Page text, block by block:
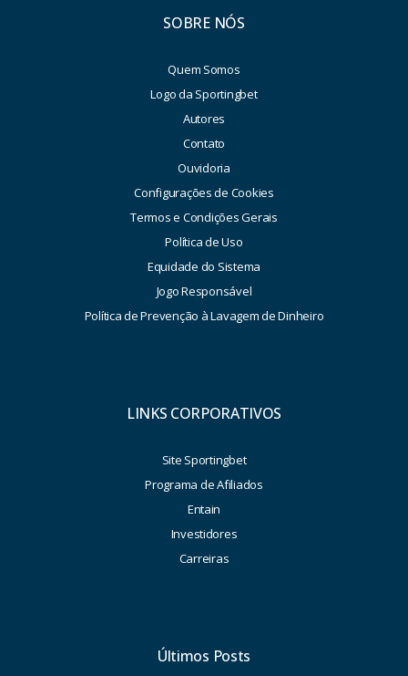
SOBRE NÓS
Quem Somos
Logo da Sportingbet
Autores
Contato
Ouvidoria
Configurações de Cookies
Termos e Condições Gerais
Política de Uso
Equidade do Sistema
Jogo Responsável
Política de Prevenção à Lavagem de Dinheiro
LINKS CORPORATIVOS
Site Sportingbet
Programa de Afiliados
Entain
Investidores
Carreiras
Últimos Posts